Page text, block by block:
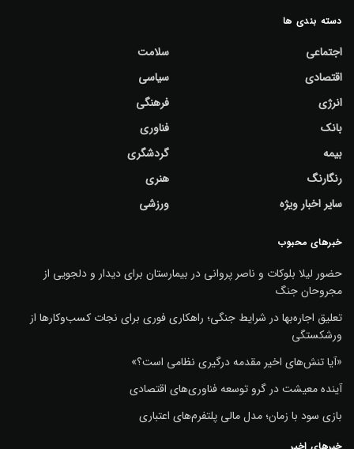
دسته بندی ها
اجتماعی
اقتصادی
انرژی
بانک
بیمه
رنگارنگ
سایر اخبار ویژه
سلامت
سیاسی
فرهنگی
فناوری
گردشگری
هنری
ورزشی
خبرهای محبوب
حضور لیلا بلوکات و ناصر پروانی در بیمارستان برای دیدار و دلجویی از
مجروحان جنگ
تعلیق اجاره‌بها در شرایط جنگی؛ راهکاری فوری برای نجات کسب‌وکارها از
ورشکستگی
«آیا تنش‌های اخیر مقدمه درگیری نظامی است؟»
آینده معیشت در گرو توسعه فناوری‌های اقتصادی
بازی سود با زمان؛ مدل مالی پلتفرم‌های اعتباری
خبرهای اخیر